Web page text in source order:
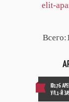
elit-
ID176
УЛ.1-Й